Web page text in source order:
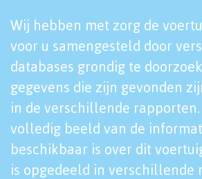
Wij hebben met zorg de
voor u samengesteld door
databases grondig te
gegevens die zijn gevonden
in de verschillende
volledig beeld van de
beschikbaar is over dit
is opgedeeld in verschillende